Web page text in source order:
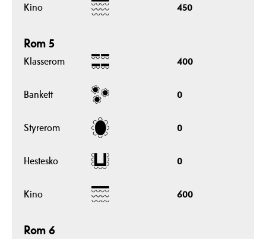
Kino 450
Rom 5
Klasserom 400
Bankett 0
Styrerom 0
Hestesko 0
Kino 600
Rom 6